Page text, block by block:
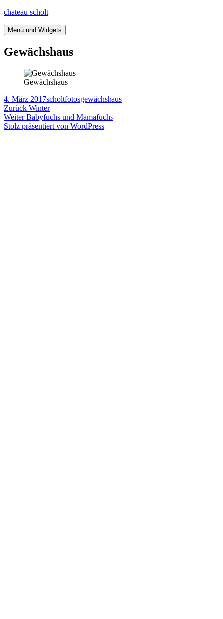
Springe
Inhalt
chateau scholt
Menü und Widgets
Gewächshaus
Gewächshaus
Veröffentlicht
am
4. März 2017Autor
scholtKategorien
fotosTags
gewächshaus
Beitragsnavigation
Zurück Vorheriger
Beitrag:
Winter
Weiter Nächster
Beitrag:
Babyfuchs und Mamafuchs
Stolz präsentiert von WordPress